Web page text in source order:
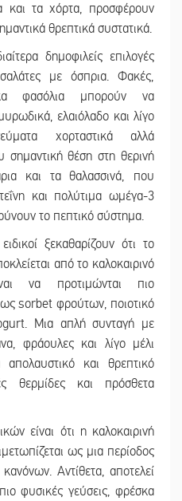
και τα χόρτα, προσφέρουν
θρεπτικά συστατικά.
δημοφιλείς επιλογές
με όσπρια. Φακές,
φασόλια μπορούν να
ελαιόλαδο και λίγο
χορταστικά αλλά
σημαντική θέση στη θερινή
και τα θαλασσινά, που
και πολύτιμα ωμέγα-3
το πεπτικό σύστημα.
ξεκαθαρίζουν ότι το
από το καλοκαιρινό
να προτιμώνται πιο
sorbet φρούτων, ποιοτικό
Μια απλή συνταγή με
φράουλες και λίγο μέλι
και θρεπτικό
θερμίδες και πρόσθετα
είναι ότι η καλοκαιρινή
ως μια περίοδος
Αντίθετα, αποτελεί
φυσικές γεύσεις, φρέσκα